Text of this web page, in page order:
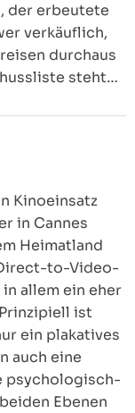
der erbeutete
verkäuflich,
durchaus
steht…
Kinoeinsatz
in Cannes
Heimatland
to-Video-
allem ein eher
ist
ein plakatives
auch eine
psychologisch-
Ebenen